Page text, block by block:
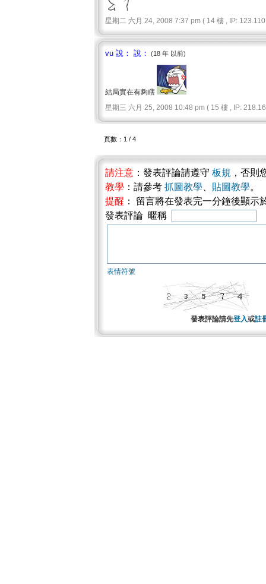
星期二 六月 24, 2008 7:37 pm ( 14 樓 , IP:
vu 說： 說： (18 年 以前)
結局實在有夠瞎
星期三 六月 25, 2008 10:48 pm ( 15 樓 , IP:
頁數：1 / 4
請注意 ：發表評論請遵守 板規 ，否則
教學 ：請參考 抓圖教學 貼圖教學。
提醒 ： 留言將在發表完一分鐘後顯
發表評論 暱稱
表情符號
發表評論請先登入或註